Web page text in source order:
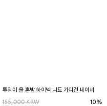
투웨이 울 혼방 하이넥 니트 가디건 네이비
155,000 KRW
10%